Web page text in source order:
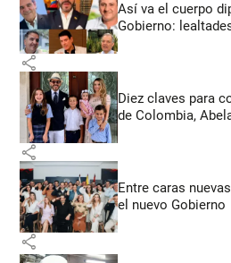
Así va el cuerpo
Gobierno:
share
Diez claves para
de Colombia,
share
Entre caras
el nuevo Gobierno
share